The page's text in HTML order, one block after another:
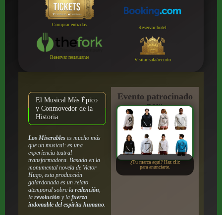
Comprar entradas
Reservar hotel
Reservar restaurante Visitar sala/recinto
El Musical Más Épico
y Conmovedor de la
Historia
Los Miserableses mucho más
que un musical: es una
experiencia teatral
transformadora. Basada en la
monumental novela de Victor
Hugo, esta producción
galardonada es un relato
atemporal sobre la redención,
la revolución y la fuerza
indomable del espíritu humano.
Evento patrocinado
por:
¿Tu marca aquí? Haz clic
para anunciarte.